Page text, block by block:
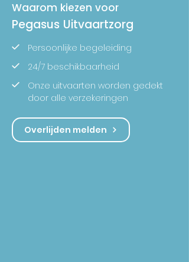
Waarom kiezen voor
Pegasus Uitvaartzorg
Persoonlijke begeleiding
24/7 beschikbaarheid
Onze uitvaarten worden gedekt
door alle verzekeringen
Overlijden melden